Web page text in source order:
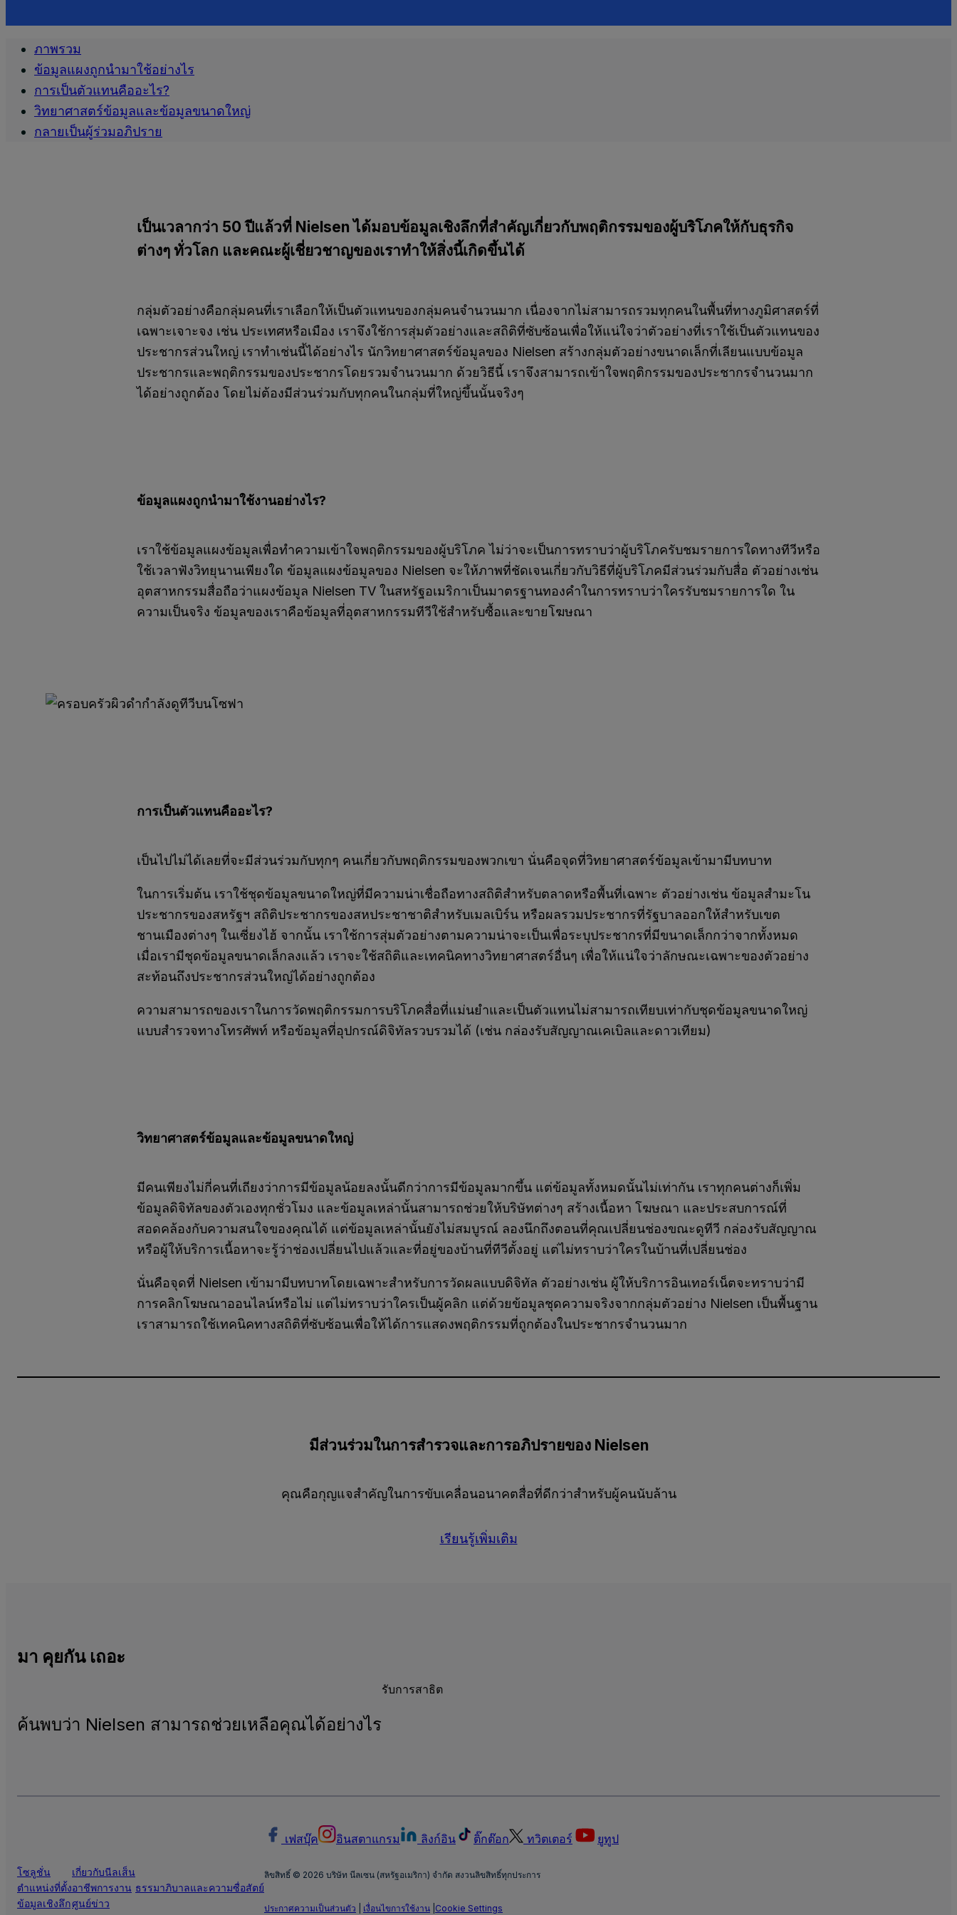
ภาพรวม
ข้อมูลแผงถูกนำมาใช้อย่างไร
การเป็นตัวแทนคืออะไร?
วิทยาศาสตร์ข้อมูลและข้อมูลขนาดใหญ่
กลายเป็นผู้ร่วมอภิปราย
เป็นเวลากว่า 50 ปีแล้วที่ Nielsen ได้มอบข้อมูลเชิงลึกที่สำคัญเกี่ยวกับพฤติกรรมของผู้บริโภคให้กับธุรกิจ
ต่างๆ ทั่วโลก และคณะผู้เชี่ยวชาญของเราทำให้สิ่งนี้เกิดขึ้นได้
กลุ่มตัวอย่างคือกลุ่มคนที่เราเลือกให้เป็นตัวแทนของกลุ่มคนจำนวนมาก เนื่องจากไม่สามารถรวมทุกคนในพื้นที่ทางภูมิศาสตร์ที่
เฉพาะเจาะจง เช่น ประเทศหรือเมือง เราจึงใช้การสุ่มตัวอย่างและสถิติที่ซับซ้อนเพื่อให้แน่ใจว่าตัวอย่างที่เราใช้เป็นตัวแทนของ
ประชากรส่วนใหญ่ เราทำเช่นนี้ได้อย่างไร นักวิทยาศาสตร์ข้อมูลของ Nielsen สร้างกลุ่มตัวอย่างขนาดเล็กที่เลียนแบบข้อมูล
ประชากรและพฤติกรรมของประชากรโดยรวมจำนวนมาก ด้วยวิธีนี้ เราจึงสามารถเข้าใจพฤติกรรมของประชากรจำนวนมาก
ได้อย่างถูกต้อง โดยไม่ต้องมีส่วนร่วมกับทุกคนในกลุ่มที่ใหญ่ขึ้นนั้นจริงๆ
ข้อมูลแผงถูกนำมาใช้งานอย่างไร?
เราใช้ข้อมูลแผงข้อมูลเพื่อทำความเข้าใจพฤติกรรมของผู้บริโภค ไม่ว่าจะเป็นการทราบว่าผู้บริโภครับชมรายการใดทางทีวีหรือ
ใช้เวลาฟังวิทยุนานเพียงใด ข้อมูลแผงข้อมูลของ Nielsen จะให้ภาพที่ชัดเจนเกี่ยวกับวิธีที่ผู้บริโภคมีส่วนร่วมกับสื่อ ตัวอย่างเช่น
อุตสาหกรรมสื่อถือว่าแผงข้อมูล Nielsen TV ในสหรัฐอเมริกาเป็นมาตรฐานทองคำในการทราบว่าใครรับชมรายการใด ใน
ความเป็นจริง ข้อมูลของเราคือข้อมูลที่อุตสาหกรรมทีวีใช้สำหรับซื้อและขายโฆษณา
การเป็นตัวแทนคืออะไร?
เป็นไปไม่ได้เลยที่จะมีส่วนร่วมกับทุกๆ คนเกี่ยวกับพฤติกรรมของพวกเขา นั่นคือจุดที่วิทยาศาสตร์ข้อมูลเข้ามามีบทบาท
ในการเริ่มต้น เราใช้ชุดข้อมูลขนาดใหญ่ที่มีความน่าเชื่อถือทางสถิติสำหรับตลาดหรือพื้นที่เฉพาะ ตัวอย่างเช่น ข้อมูลสำมะโน
ประชากรของสหรัฐฯ สถิติประชากรของสหประชาชาติสำหรับเมลเบิร์น หรือผลรวมประชากรที่รัฐบาลออกให้สำหรับเขต
ชานเมืองต่างๆ ในเซี่ยงไฮ้ จากนั้น เราใช้การสุ่มตัวอย่างตามความน่าจะเป็นเพื่อระบุประชากรที่มีขนาดเล็กกว่าจากทั้งหมด
เมื่อเรามีชุดข้อมูลขนาดเล็กลงแล้ว เราจะใช้สถิติและเทคนิคทางวิทยาศาสตร์อื่นๆ เพื่อให้แน่ใจว่าลักษณะเฉพาะของตัวอย่าง
สะท้อนถึงประชากรส่วนใหญ่ได้อย่างถูกต้อง
ความสามารถของเราในการวัดพฤติกรรมการบริโภคสื่อที่แม่นยำและเป็นตัวแทนไม่สามารถเทียบเท่ากับชุดข้อมูลขนาดใหญ่
แบบสำรวจทางโทรศัพท์ หรือข้อมูลที่อุปกรณ์ดิจิทัลรวบรวมได้ (เช่น กล่องรับสัญญาณเคเบิลและดาวเทียม)
วิทยาศาสตร์ข้อมูลและข้อมูลขนาดใหญ่
มีคนเพียงไม่กี่คนที่เถียงว่าการมีข้อมูลน้อยลงนั้นดีกว่าการมีข้อมูลมากขึ้น แต่ข้อมูลทั้งหมดนั้นไม่เท่ากัน เราทุกคนต่างก็เพิ่ม
ข้อมูลดิจิทัลของตัวเองทุกชั่วโมง และข้อมูลเหล่านั้นสามารถช่วยให้บริษัทต่างๆ สร้างเนื้อหา โฆษณา และประสบการณ์ที่
สอดคล้องกับความสนใจของคุณได้ แต่ข้อมูลเหล่านั้นยังไม่สมบูรณ์ ลองนึกถึงตอนที่คุณเปลี่ยนช่องขณะดูทีวี กล่องรับสัญญาณ
หรือผู้ให้บริการเนื้อหาจะรู้ว่าช่องเปลี่ยนไปแล้วและที่อยู่ของบ้านที่ทีวีตั้งอยู่ แต่ไม่ทราบว่าใครในบ้านที่เปลี่ยนช่อง
นั่นคือจุดที่ Nielsen เข้ามามีบทบาทโดยเฉพาะสำหรับการวัดผลแบบดิจิทัล ตัวอย่างเช่น ผู้ให้บริการอินเทอร์เน็ตจะทราบว่ามี
การคลิกโฆษณาออนไลน์หรือไม่ แต่ไม่ทราบว่าใครเป็นผู้คลิก แต่ด้วยข้อมูลชุดความจริงจากกลุ่มตัวอย่าง Nielsen เป็นพื้นฐาน
เราสามารถใช้เทคนิคทางสถิติที่ซับซ้อนเพื่อให้ได้การแสดงพฤติกรรมที่ถูกต้องในประชากรจำนวนมาก
มีส่วนร่วมในการสำรวจและการอภิปรายของ Nielsen
คุณคือกุญแจสำคัญในการขับเคลื่อนอนาคตสื่อที่ดีกว่าสำหรับผู้คนนับล้าน
เรียนรู้เพิ่มเติม
มา คุยกันเถอะ
ค้นพบว่า Nielsen สามารถช่วยเหลือคุณได้อย่างไร
รับการสาธิต
โซลูชั่น
ตำแหน่งที่ตั้ง
ข้อมูลเชิงลึก
เกี่ยวกับนีลเส็น
อาชีพการงาน
ศูนย์ข่าว
ธรรมาภิบาลและความซื่อสัตย์
เฟสบุ๊ค อินสตาแกรม ลิงก์อิน ติ๊กต๊อก ทวิตเตอร์ ยูทูป
ลิขสิทธิ์ © 2026 บริษัท นีลเซน (สหรัฐอเมริกา) จำกัด สงวนลิขสิทธิ์ทุกประการ
ประกาศความเป็นส่วนตัว เงื่อนไขการใช้งาน Cookie Settings